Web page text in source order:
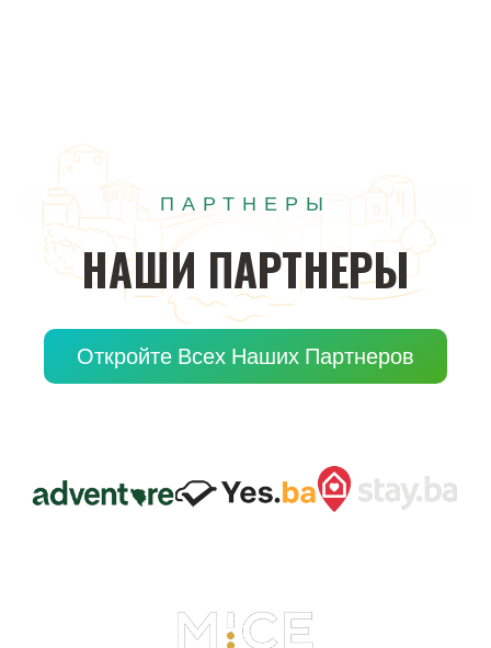
ПАРТНЕРЫ
НАШИ ПАРТНЕРЫ
Откройте Всех Наших Партнеров